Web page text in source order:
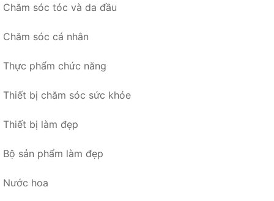
Chăm sóc tóc và da đầu
Chăm sóc cá nhân
Thực phẩm chức năng
Thiết bị chăm sóc sức khỏe
Thiết bị làm đẹp
Bộ sản phẩm làm đẹp
Nước hoa